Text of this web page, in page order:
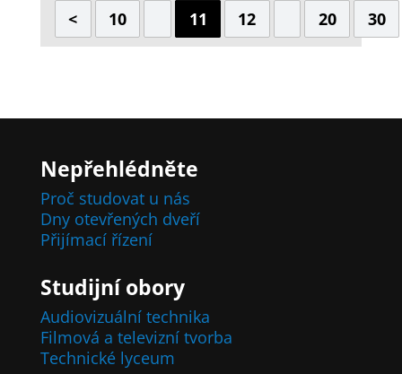
< 10 11 12 20 30
Nepřehlédněte
Proč studovat u nás
Dny otevřených dveří
Přijímací řízení
Studijní obory
Audiovizuální technika
Filmová a televizní tvorba
Technické lyceum